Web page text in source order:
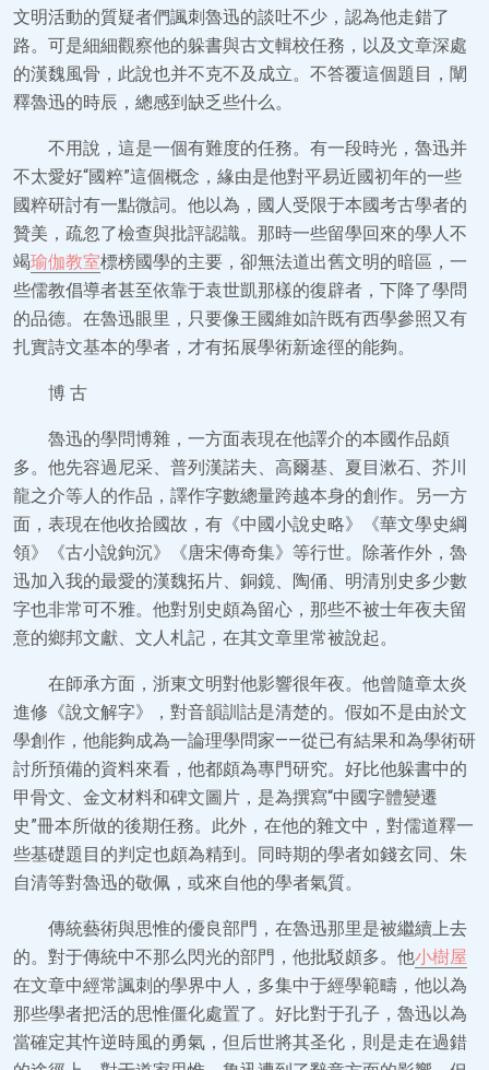
文明活動的質疑者們諷刺魯迅的談吐不少，認為他走錯了
路。可是細細觀察他的躲書與古文輯校任務，以及文章深處
的漢魏風骨，此說也并不克不及成立。不答覆這個題目，闡
釋魯迅的時辰，總感到缺乏些什么。
不用說，這是一個有難度的任務。有一段時光，魯迅并
不太愛好“國粹”這個概念，緣由是他對平易近國初年的一些
國粹研討有一點微詞。他以為，國人受限于本國考古學者的
贊美，疏忽了檢查與批評認識。那時一些留學回來的學人不
竭瑜伽教室標榜國學的主要，卻無法道出舊文明的暗區，一
些儒教倡導者甚至依靠于袁世凱那樣的復辟者，下降了學問
的品德。在魯迅眼里，只要像王國維如許既有西學參照又有
扎實詩文基本的學者，才有拓展學術新途徑的能夠。
博 古
魯迅的學問博雜，一方面表現在他譯介的本國作品頗
多。他先容過尼采、普列漢諾夫、高爾基、夏目漱石、芥川
龍之介等人的作品，譯作字數總量跨越本身的創作。另一方
面，表現在他收拾國故，有《中國小說史略》《華文學史綱
領》《古小說鉤沉》《唐宋傳奇集》等行世。除著作外，魯
迅加入我的最愛的漢魏拓片、銅鏡、陶俑、明清別史多少數
字也非常可不雅。他對別史頗為留心，那些不被士年夜夫留
意的鄉邦文獻、文人札記，在其文章里常被說起。
在師承方面，浙東文明對他影響很年夜。他曾隨章太炎
進修《說文解字》，對音韻訓詁是清楚的。假如不是由於文
學創作，他能夠成為一論理學問家——從已有結果和為學術研
討所預備的資料來看，他都頗為專門研究。好比他躲書中的
甲骨文、金文材料和碑文圖片，是為撰寫“中國字體變遷
史”冊本所做的後期任務。此外，在他的雜文中，對儒道釋一
些基礎題目的判定也頗為精到。同時期的學者如錢玄同、朱
自清等對魯迅的敬佩，或來自他的學者氣質。
傳統藝術與思惟的優良部門，在魯迅那里是被繼續上去
的。對于傳統中不那么閃光的部門，他批駁頗多。他小樹屋
在文章中經常諷刺的學界中人，多集中于經學範疇，他以為
那些學者把活的思惟僵化處置了。好比對于孔子，魯迅以為
當確定其忤逆時風的勇氣，但后世將其圣化，則是走在過錯